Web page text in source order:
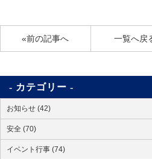
«前の記事へ 一覧へ戻
カテゴリー
お知らせ (42)
安全 (70)
イベント行事 (74)